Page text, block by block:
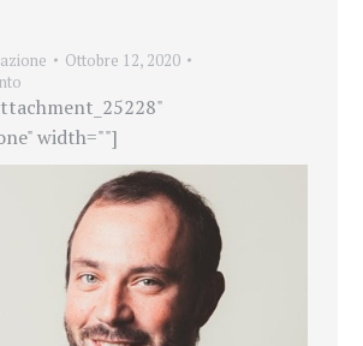
Ottobre 12, 2020
width=""]